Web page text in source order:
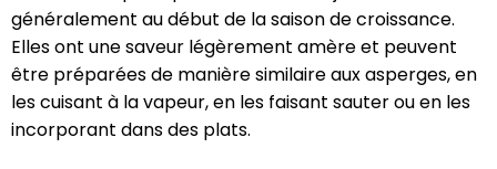
généralement au début de la saison de croissance.
Elles ont une saveur légèrement amère et peuvent
être préparées de manière similaire aux asperges, en
les cuisant à la vapeur, en les faisant sauter ou en les
incorporant dans des plats.